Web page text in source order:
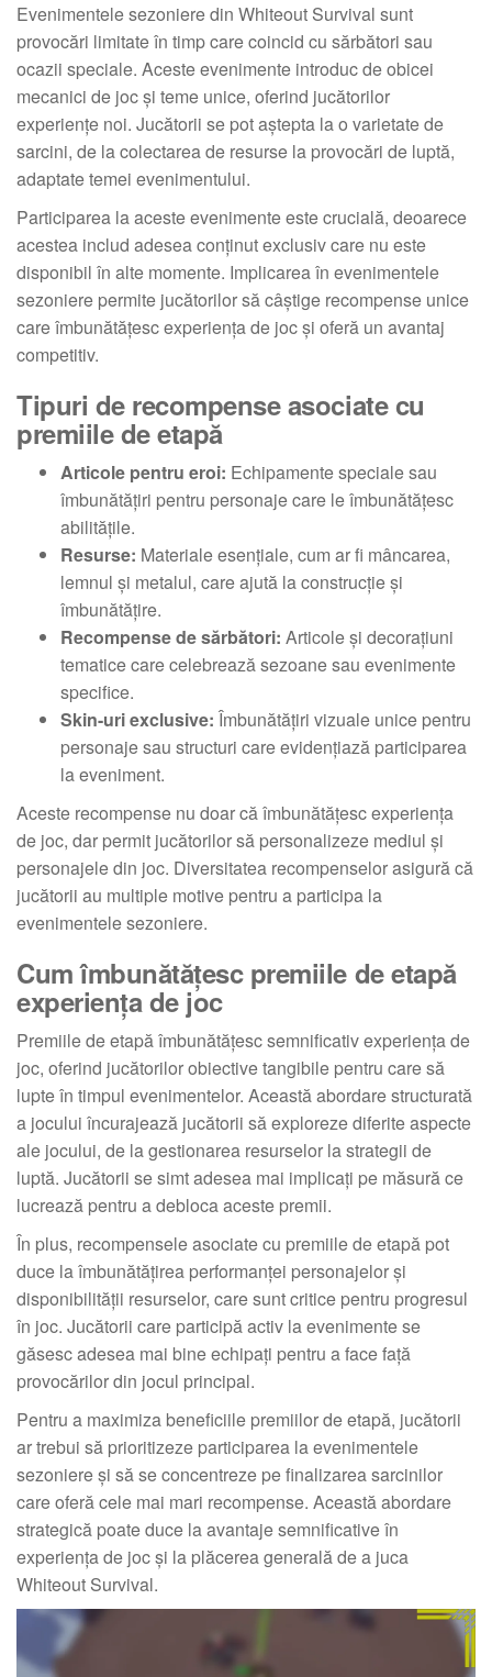
Evenimentele sezoniere din Whiteout Survival sunt
provocări limitate în timp care coincid cu sărbători sau
ocazii speciale. Aceste evenimente introduc de obicei
mecanici de joc și teme unice, oferind jucătorilor
experiențe noi. Jucătorii se pot aștepta la o varietate de
sarcini, de la colectarea de resurse la provocări de luptă,
adaptate temei evenimentului.
Participarea la aceste evenimente este crucială, deoarece
acestea includ adesea conținut exclusiv care nu este
disponibil în alte momente. Implicarea în evenimentele
sezoniere permite jucătorilor să câștige recompense unice
care îmbunătățesc experiența de joc și oferă un avantaj
competitiv.
Tipuri de recompense asociate cu
premiile de etapă
Articole pentru eroi: Echipamente speciale sau
îmbunătățiri pentru personaje care le îmbunătățesc
abilitățile.
Resurse: Materiale esențiale, cum ar fi mâncarea,
lemnul și metalul, care ajută la construcție și
îmbunătățire.
Recompense de sărbători: Articole și decorațiuni
tematice care celebrează sezoane sau evenimente
specifice.
Skin-uri exclusive: Îmbunătățiri vizuale unice pentru
personaje sau structuri care evidențiază participarea
la eveniment.
Aceste recompense nu doar că îmbunătățesc experiența
de joc, dar permit jucătorilor să personalizeze mediul și
personajele din joc. Diversitatea recompenselor asigură că
jucătorii au multiple motive pentru a participa la
evenimentele sezoniere.
Cum îmbunătățesc premiile de etapă
experiența de joc
Premiile de etapă îmbunătățesc semnificativ experiența de
joc, oferind jucătorilor obiective tangibile pentru care să
lupte în timpul evenimentelor. Această abordare structurată
a jocului încurajează jucătorii să exploreze diferite aspecte
ale jocului, de la gestionarea resurselor la strategii de
luptă. Jucătorii se simt adesea mai implicați pe măsură ce
lucrează pentru a debloca aceste premii.
În plus, recompensele asociate cu premiile de etapă pot
duce la îmbunătățirea performanței personajelor și
disponibilității resurselor, care sunt critice pentru progresul
în joc. Jucătorii care participă activ la evenimente se
găsesc adesea mai bine echipați pentru a face față
provocărilor din jocul principal.
Pentru a maximiza beneficiile premiilor de etapă, jucătorii
ar trebui să prioritizeze participarea la evenimentele
sezoniere și să se concentreze pe finalizarea sarcinilor
care oferă cele mai mari recompense. Această abordare
strategică poate duce la avantaje semnificative în
experiența de joc și la plăcerea generală de a juca
Whiteout Survival.